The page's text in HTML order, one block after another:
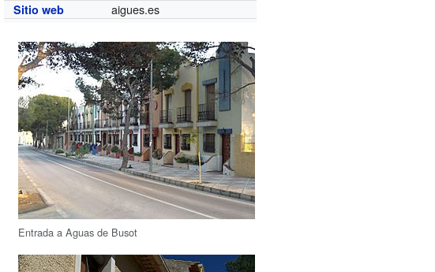
Sitio web aigues.es
Entrada a Aguas de Busot